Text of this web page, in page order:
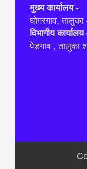
मुख्य कार्यालय -
घोगरगाव, तालुका
विभागीय
पेडगाव , तालुका